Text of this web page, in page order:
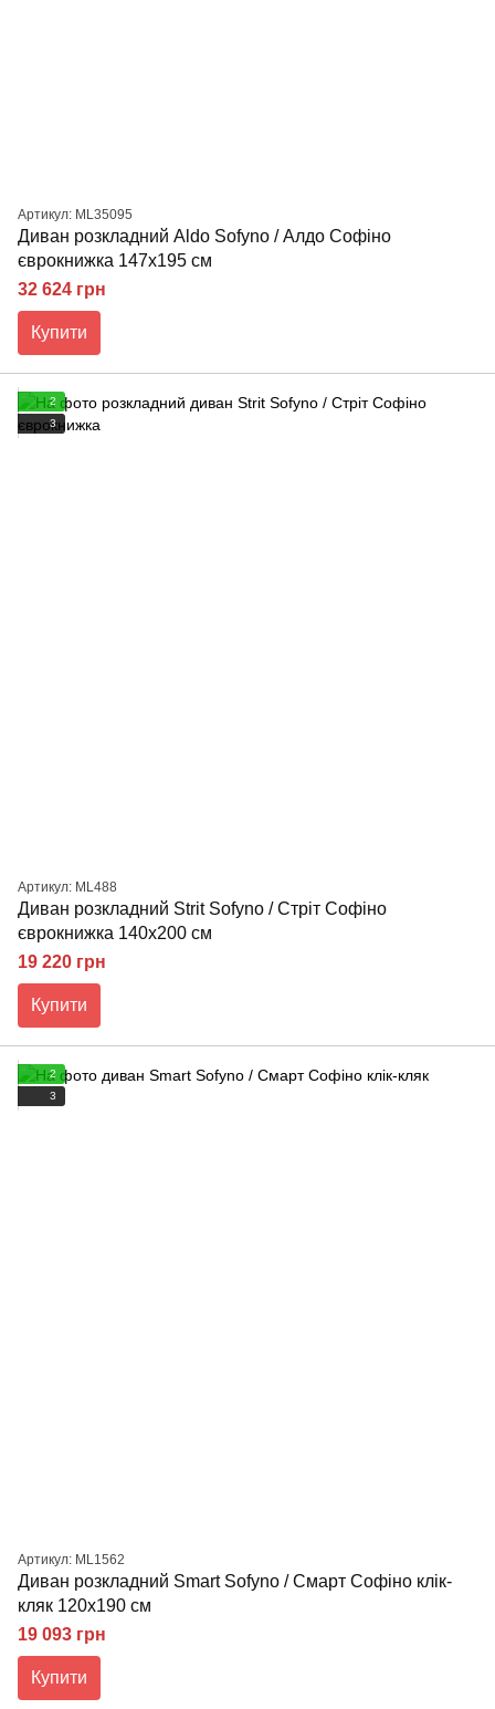
Артикул: ML35095
Диван розкладний Aldo Sofyno / Алдо Софіно
єврокнижка 147х195 см
32 624 грн
Купити
2
3
Артикул: ML488
Диван розкладний Strit Sofyno / Стріт Софіно
єврокнижка 140х200 см
19 220 грн
Купити
2
3
Артикул: ML1562
Диван розкладний Smart Sofyno / Смарт Софіно клік-
кляк 120х190 см
19 093 грн
Купити